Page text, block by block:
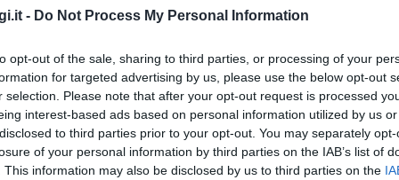
- Do Not Process My Personal Information
opt-out of the sale, sharing to third parties, or processing of your
for targeted advertising by us, please use the below opt-out
selection. Please note that after your opt-out request is processed
interest-based ads based on personal information utilized by us
to third parties prior to your opt-out. You may separately
of your personal information by third parties on the IAB’s list of
This information may also be disclosed by us to third parties on the
si pongono l’obiettivo di contrastare il
neet, un problema che tra i giovani di Olbia
“Ben vengano corsi sempre più inclusivi –
nessuno e possano diventare risorse
che se vogliamo saper cogliere tutte le
la leva principale, garantendo anche i